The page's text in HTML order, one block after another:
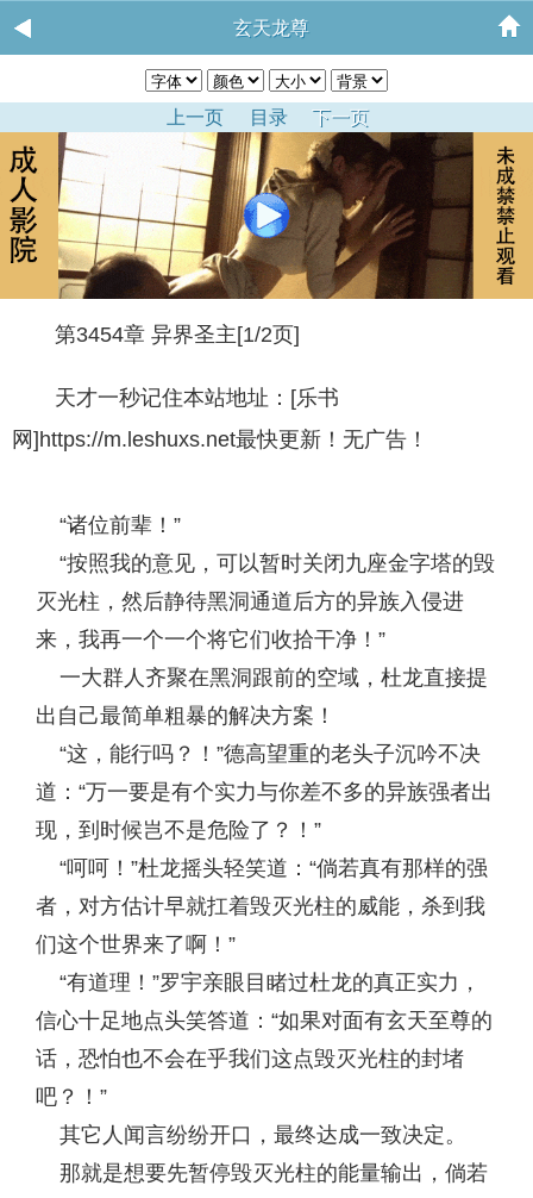
玄天龙尊
上一页 目录 下一页
第3454章 异界圣主[1/2页]
天才一秒记住本站地址：[乐书
网]https://m.leshuxs.net最快更新！无广告！
“诸位前辈！”
“按照我的意见，可以暂时关闭九座金字塔的毁
灭光柱，然后静待黑洞通道后方的异族入侵进
来，我再一个一个将它们收拾干净！”
一大群人齐聚在黑洞跟前的空域，杜龙直接提
出自己最简单粗暴的解决方案！
“这，能行吗？！”德高望重的老头子沉吟不决
道：“万一要是有个实力与你差不多的异族强者出
现，到时候岂不是危险了？！”
“呵呵！”杜龙摇头轻笑道：“倘若真有那样的强
者，对方估计早就扛着毁灭光柱的威能，杀到我
们这个世界来了啊！”
“有道理！”罗宇亲眼目睹过杜龙的真正实力，
信心十足地点头笑答道：“如果对面有玄天至尊的
话，恐怕也不会在乎我们这点毁灭光柱的封堵
吧？！”
其它人闻言纷纷开口，最终达成一致决定。
那就是想要先暂停毁灭光柱的能量输出，倘若